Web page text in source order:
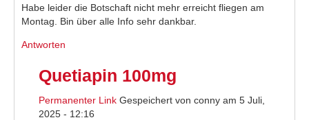
Habe leider die Botschaft nicht mehr erreicht fliegen am
Montag. Bin über alle Info sehr dankbar.
Antworten
Quetiapin 100mg
Permanenter Link Gespeichert von conny am 5 Juli,
2025 - 12:16